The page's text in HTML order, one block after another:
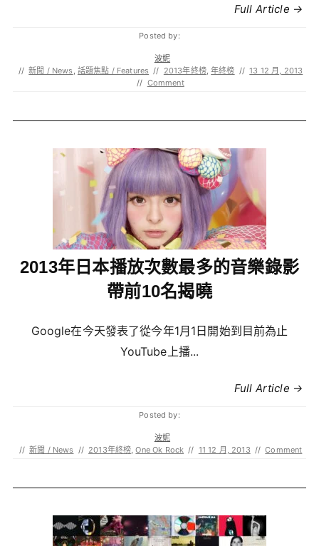
Full Article →
Posted by:
波妮
// 新聞 / News , 話題焦點 / Features // 2013年終榜,年終榜 // 13 12 月, 2013
// Comment
2013年日本播放次數最多的音樂錄影
帶前10名揭曉
Google在今天發表了從今年1月1日開始到目前為止
YouTube上播...
Full Article →
Posted by:
波妮
// 新聞 / News // 2013年終榜,One Ok Rock // 11 12 月, 2013 // Comment